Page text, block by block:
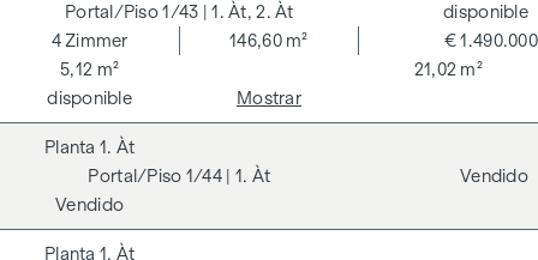
1/43 | 1. Àt, 2. Àt
4 Zimmer 146,60 m²
5,12 m² 21,02 m²
€ 1.490.000
disponible
disponible
Mostrar
1/44 | 1. Àt
1. Àt
Vendido
Vendido
1. Àt